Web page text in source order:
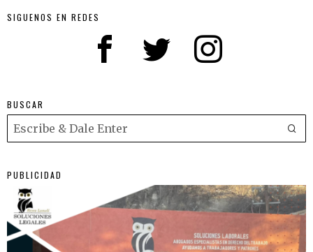
SIGUENOS EN REDES
BUSCAR
PUBLICIDAD